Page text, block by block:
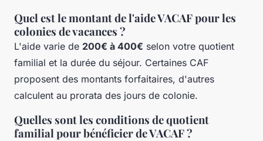
Quel est le montant de l'aide VACAF pour les
colonies de vacances ?
L'aide varie de 200€ à 400€ selon votre quotient
familial et la durée du séjour. Certaines CAF
proposent des montants forfaitaires, d'autres
calculent au prorata des jours de colonie.
Quelles sont les conditions de quotient
familial pour bénéficier de VACAF ?